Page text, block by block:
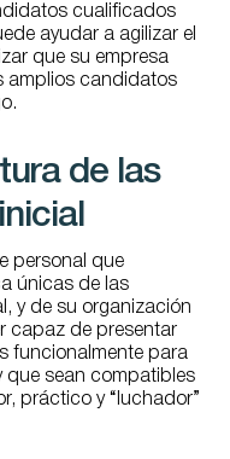
cualificados
ayudar a agilizar el
que su empresa
amplios candidatos
de las
personal que
únicas de las
y de su organización
capaz de presentar
funcionalmente para
que sean compatibles
práctico y “luchador”